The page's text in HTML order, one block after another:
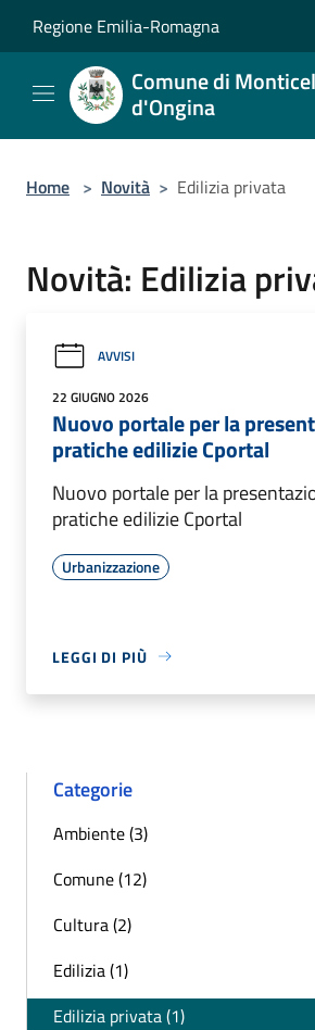
Regione Emilia-Romagna
Comune di
d'Ongina
Home > Novità > Edilizia privata
Novità: Edilizia
AVVISI
22 GIUGNO 2026
Nuovo portale per la
pratiche edilizie Cportal
Nuovo portale per la
pratiche edilizie Cportal
Urbanizzazione
LEGGI DI PIÙ
Categorie
Ambiente (3)
Comune (12)
Cultura (2)
Edilizia (1)
Edilizia privata (1)